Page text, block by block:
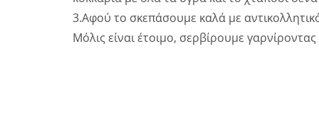
3.Αφού το σκεπάσουμε καλά με
Μόλις είναι έτοιμο, σερβίρουμε